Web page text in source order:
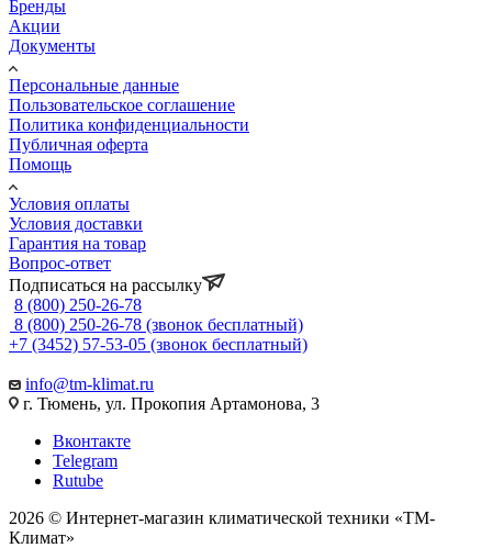
Бренды
Акции
Документы
Персональные данные
Пользовательское соглашение
Политика конфиденциальности
Публичная оферта
Помощь
Условия оплаты
Условия доставки
Гарантия на товар
Вопрос-ответ
Подписаться на рассылку
8 (800) 250-26-78
8 (800) 250-26-78 (звонок бесплатный)
+7 (3452) 57-53-05 (звонок бесплатный)
info@tm-klimat.ru
г. Тюмень, ул. Прокопия Артамонова, 3
Вконтакте
Telegram
Rutube
2026 © Интернет-магазин климатической техники «ТМ-
Климат»